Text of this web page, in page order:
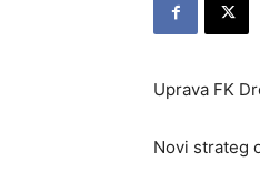
Uprava FK
Novi strateg